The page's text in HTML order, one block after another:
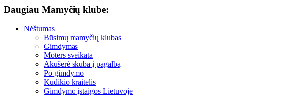
Daugiau Mamyčių klube:
Nėštumas
Būsimų mamyčių klubas
Gimdymas
Moters sveikata
Akušerė skuba į pagalbą
Po gimdymo
Kūdikio kraitelis
Gimdymo įstaigos Lietuvoje